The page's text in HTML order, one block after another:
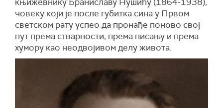
човеку који је после губитка сина у Првом
светском рату успео да пронађе поново свој
пут према стварности, према писању и према
хумору као неодвојивом делу живота.